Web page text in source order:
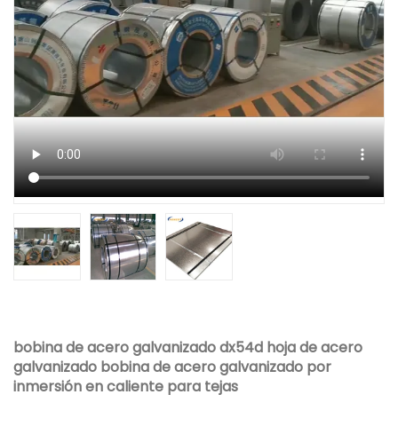
bobina de acero galvanizado dx54d hoja de acero
galvanizado bobina de acero galvanizado por
inmersión en caliente para tejas